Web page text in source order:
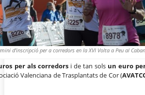
d’inscripció per a corredors en la XVI Volta a Peu al
per als corredorsi de tan sols un euro
Valenciana de Trasplantats de Cor (